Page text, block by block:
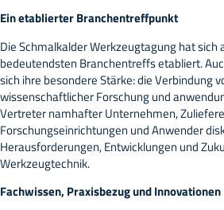
Ein etablierter Branchentreffpunkt
Die Schmalkalder Werkzeugtagung hat sich
bedeutendsten Branchentreffs etabliert.
sich ihre besondere Stärke: die Verbindung
wissenschaftlicher Forschung und
Vertreter namhafter Unternehmen,
Forschungseinrichtungen und Anwender
Herausforderungen, Entwicklungen und
Werkzeugtechnik.
Fachwissen, Praxisbezug und Innovationen